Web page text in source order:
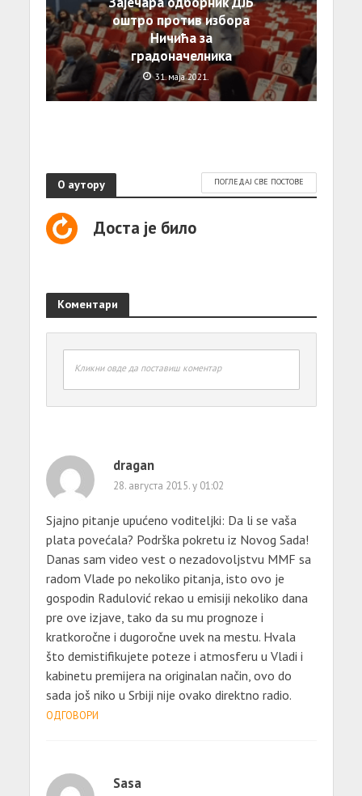
оштро против избора
Ничића за
градоначелника
31. маја 2021.
О аутору ПОГЛЕДАЈ СВЕ ПОСТОВЕ
Доста је било
Коментари
Кликни овде да поставиш коментар
dragan
28. августа 2015. у 01:02
Sjajno pitanje upućeno voditeljki: Da li se vaša
plata povećala? Podrška pokretu iz Novog Sada!
Danas sam video vest o nezadovoljstvu MMF sa
radom Vlade po nekoliko pitanja, isto ovo je
gospodin Radulović rekao u emisiji nekoliko dana
pre ove izjave, tako da su mu prognoze i
kratkoročne i dugoročne uvek na mestu. Hvala
što demistifikujete poteze i atmosferu u Vladi i
kabinetu premijera na originalan način, ovo do
sada još niko u Srbiji nije ovako direktno radio.
ОДГОВОРИ
Sasa